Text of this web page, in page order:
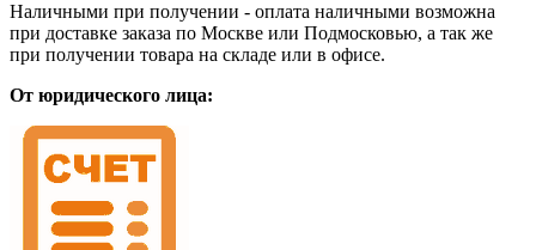
Наличными при получении - оплата наличными возможна
при доставке заказа по Москве или Подмосковью, а так же
при получении товара на складе или в офисе.
От юридического лица: